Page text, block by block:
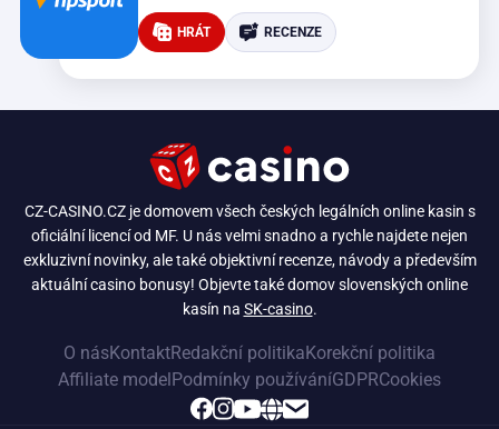
HRÁT RECENZE
CZ-CASINO.CZ je domovem všech českých legálních online kasin s
oficiální licencí od MF. U nás velmi snadno a rychle najdete nejen
exkluzivní novinky, ale také objektivní recenze, návody a především
aktuální casino bonusy! Objevte také domov slovenských online
kasín na SK-casino.
O násKontaktRedakční politikaKorekční politika
Affiliate modelPodmínky používáníGDPRCookies